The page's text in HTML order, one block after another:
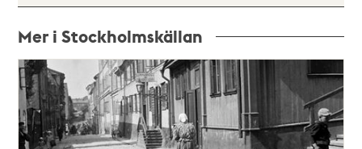
Mer i Stockholmskällan
Relaterade
poster
och
teman